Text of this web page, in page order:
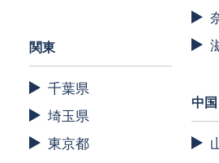
関東
千葉県
埼玉県
東京都
中国